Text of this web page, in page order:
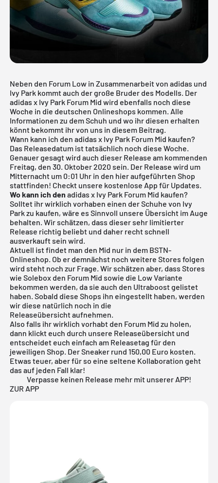
Neben den Forum Low in Zusammenarbeit von adidas und
Ivy Park kommt auch der große Bruder des Modells. Der
adidas x Ivy Park Forum Mid wird ebenfalls noch diese
Woche in die deutschen Onlineshops kommen. Alle
Informationen zu dem Schuh und wo ihr diesen erhalten
könnt bekommt ihr von uns in diesem Beitrag.
Wann kann ich den adidas x Ivy Park Forum Mid kaufen?
Das Releasedatum ist tatsächlich noch diese Woche.
Genauer gesagt wird auch dieser Release am kommenden
Freitag, den 30. Oktober 2020 sein. Der Release wird um
Mitternacht um 0:01 Uhr in den hier aufgeführten Shop
stattfinden! Checkt unsere kostenlose App für Updates.
Wo kann ich den adidas x Ivy Park Forum Mid kaufen?
Solltet ihr wirklich vorhaben einen der Schuhe von Ivy
Park zu kaufen, wäre es Sinnvoll unsere Übersicht im Auge
behalten. Wir schätzen, dass dieser sehr limitierter
Release richtig beliebt und daher recht schnell
ausverkauft sein wird.
Aktuell ist findet man den Mid nur in dem BSTN-
Onlineshop. Ob er demnächst noch weitere Stores folgen
wird steht noch zur Frage. Wir schätzen aber, dass Stores
wie Solebox den Forum Mid sowie die Low Variante
bekommen werden, da sie auch den Ultraboost gelistet
haben. Sobald diese Shops ihn eingestellt haben, werden
wir diese natürlich noch in die
Releaseübersichtaufnehmen.
Also falls ihr wirklich vorhabt den Forum Mid zu holen,
dann klickt euch durch unsere Releaseübersicht und
entscheidet euch einfach am Releasetag für den
jeweiligen Shop. Der Sneaker rund 150,00 Euro kosten.
Etwas teuer, aber für so eine seltene Kollaboration geht
das auf jeden Fall klar!
Verpasse keinen Release mehr mit unserer APP!
ZUR APP